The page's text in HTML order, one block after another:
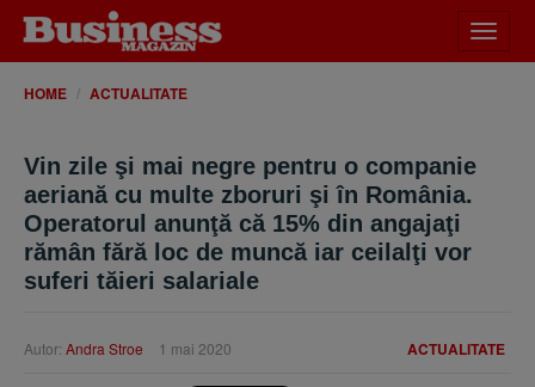
meniu
HOME ACTUALITATE
Vin zile şi mai negre pentru o companie
aeriană cu multe zboruri şi în România.
Operatorul anunţă că 15% din angajaţi
rămân fără loc de muncă iar ceilalţi vor
suferi tăieri salariale
ACTUALITATE
Autor: Andra Stroe 1 mai 2020